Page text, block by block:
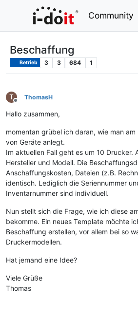
Community
Beschaffung
Betrieb 3 3 684 1
T
Offline
ThomasH
Hallo zusammen,
momentan grübel ich daran, wie man am
von Geräte anlegt.
Im aktuellen Fall geht es um 10 Drucker.
Hersteller und Modell. Die
Anschaffungskosten, Dateien (z.B.
identisch. Lediglich die Seriennummer
Inventarnummer sind individuell.
Nun stellt sich die Frage, wie ich diese
bekomme. Ein neues Template möchte
Beschaffung erstellen, vor allem bei so
Druckermodellen.
Hat jemand eine Idee?
Viele Grüße
Thomas